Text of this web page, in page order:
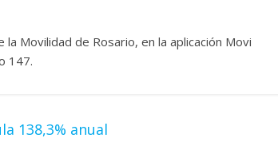
Movilidad de Rosario, en la aplicación Movi
147.
138,3% anual